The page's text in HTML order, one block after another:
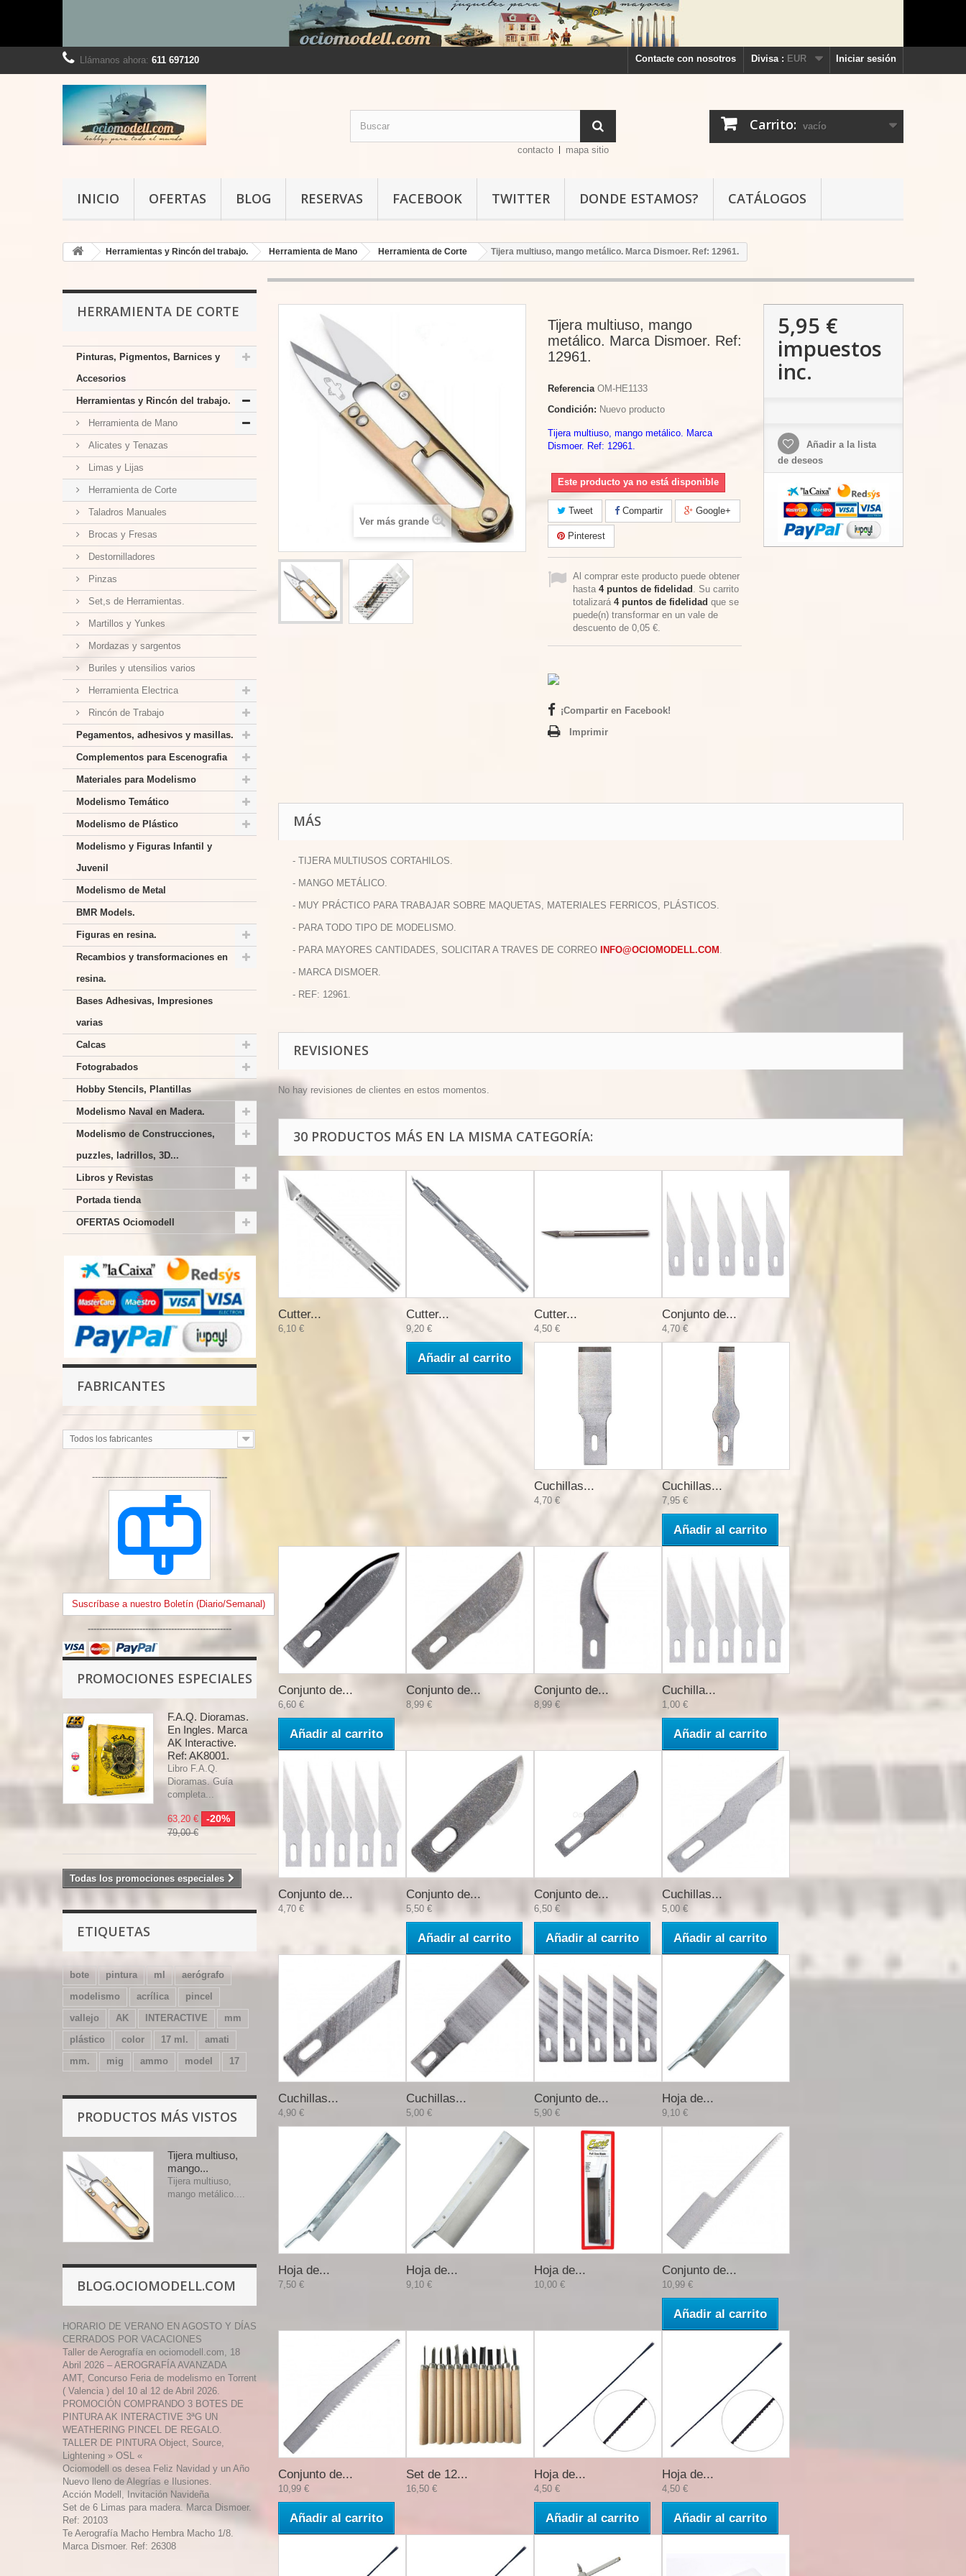
Iniciar sesión
Divisa : EUR
Contacte con nosotros
Llámanos ahora: 611 697120
Carrito: vacío
contacto mapa sitio
INICIO OFERTAS BLOG RESERVAS FACEBOOK TWITTER DONDE ESTAMOS? CATÁLOGOS
Herramientas y Rincón del trabajo. Herramienta de Mano Herramienta de Corte Tijera multiuso, mango metálico. Marca Dismoer. Ref: 12961.
HERRAMIENTA DE CORTE
Pinturas, Pigmentos, Barnices y
Accesorios
Herramientas y Rincón del trabajo.
Herramienta de Mano
Alicates y Tenazas
Limas y Lijas
Herramienta de Corte
Taladros Manuales
Brocas y Fresas
Destornilladores
Pinzas
Set,s de Herramientas.
Martillos y Yunkes
Mordazas y sargentos
Buriles y utensilios varios
Herramienta Electrica
Rincón de Trabajo
Pegamentos, adhesivos y masillas.
Complementos para Escenografia
Materiales para Modelismo
Modelismo Temático
Modelismo de Plástico
Modelismo y Figuras Infantil y
Juvenil
Modelismo de Metal
BMR Models.
Figuras en resina.
Recambios y transformaciones en
resina.
Bases Adhesivas, Impresiones
varias
Calcas
Fotograbados
Hobby Stencils, Plantillas
Modelismo Naval en Madera.
Modelismo de Construcciones,
puzzles, ladrillos, 3D...
Libros y Revistas
Portada tienda
OFERTAS Ociomodell
FABRICANTES
Todos los fabricantes
-----------------------------------------------
Suscríbase a nuestro Boletín (Diario/Semanal)
--------------------------------------------------
PROMOCIONES ESPECIALES
F.A.Q. Dioramas.
En Ingles. Marca
AK Interactive.
Ref: AK8001.
Libro F.A.Q.
Dioramas. Guía
completa...
63,20 € -20%
79,00 €
Todas los promociones especiales
ETIQUETAS
bote pintura ml
aerógrafo
modelismo
acrílica
pincel
vallejo
AK INTERACTIVE
mm
plástico
color 17 ml.
amati
mm.
mig ammo model 17
PRODUCTOS MÁS VISTOS
Tijera multiuso,
mango...
Tijera multiuso,
mango metálico....
BLOG.OCIOMODELL.COM
HORARIO DE VERANO EN AGOSTO Y DÍAS
CERRADOS POR VACACIONES
Taller de Aerografía en ociomodell.com, 18
Abril 2026 – AEROGRAFÍA AVANZADA
AMT, Concurso Feria de modelismo en Torrent
( Valencia ) del 10 al 12 de Abril 2026.
PROMOCIÓN COMPRANDO 3 BOTES DE
PINTURA AK INTERACTIVE 3ªG UN
WEATHERING PINCEL DE REGALO.
TALLER DE PINTURA Object, Source,
Lightening » OSL «
Ociomodell os desea Feliz Navidad y un Año
Nuevo lleno de Alegrías e Ilusiones.
Acción Modell, Invitación Navideña
Set de 6 Limas para madera. Marca Dismoer.
Ref: 20103
Te Aerografía Macho Hembra Macho 1/8.
Marca Dismoer. Ref: 26308
Ver más grande
Tijera multiuso, mango
metálico. Marca Dismoer. Ref:
12961.
Referencia OM-HE1133
Condición: Nuevo producto
Tijera multiuso, mango metálico. Marca
Dismoer. Ref: 12961.
Este producto ya no está disponible
Tweet Compartir Google+
Pinterest
Al comprar este producto puede obtener
hasta 4puntos de fidelidad . Su carrito
totalizará 4puntos de fidelidad que se
puede(n) transformar en un vale de
descuento de 0,05 €.
¡Compartir en Facebook!
Imprimir
5,95 €
impuestos
inc.
Añadir a la lista
de deseos
MÁS
- TIJERA MULTIUSOS CORTAHILOS.
- MANGO METÁLICO.
- MUY PRÁCTICO PARA TRABAJAR SOBRE MAQUETAS, MATERIALES FERRICOS, PLÁSTICOS.
- PARA TODO TIPO DE MODELISMO.
- PARA MAYORES CANTIDADES, SOLICITAR A TRAVES DE CORREO INFO@OCIOMODELL.COM .
- MARCA DISMOER.
- REF: 12961.
REVISIONES
No hay revisiones de clientes en estos momentos.
30 PRODUCTOS MÁS EN LA MISMA CATEGORÍA:
Cutter...
6,10 €
Cutter...
9,20 €
Añadir al carrito
Cutter...
4,50 €
Conjunto de...
4,70 €
Cuchillas...
4,70 €
Cuchillas...
7,95 €
Añadir al carrito
Conjunto de...
6,60 €
Añadir al carrito
Conjunto de...
8,99 €
Conjunto de...
8,99 €
Cuchilla...
1,00 €
Añadir al carrito
Conjunto de...
4,70 €
Conjunto de...
5,50 €
Añadir al carrito
Conjunto de...
6,50 €
Añadir al carrito
Cuchillas...
5,00 €
Añadir al carrito
Cuchillas...
4,90 €
Cuchillas...
5,00 €
Conjunto de...
5,90 €
Hoja de...
9,10 €
Hoja de...
7,50 €
Hoja de...
9,10 €
Hoja de...
10,00 €
Conjunto de...
10,99 €
Añadir al carrito
Conjunto de...
10,99 €
Añadir al carrito
Set de 12...
16,50 €
Hoja de...
4,50 €
Añadir al carrito
Hoja de...
4,50 €
Añadir al carrito